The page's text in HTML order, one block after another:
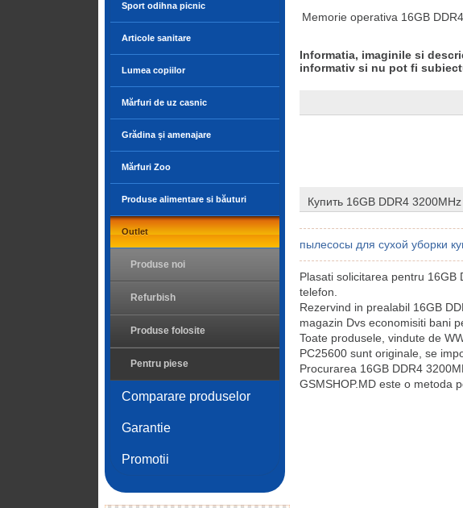
Sport odihna picnic
Articole sanitare
Lumea copiilor
Mărfuri de uz casnic
Grădina și amenajare
Mărfuri Zoo
Produse alimentare si băuturi
Outlet
Produse noi
Refurbish
Produse folosite
Pentru piese
Comparare produselor
Garantie
Promotii
Memorie operativa 16GB
Informatia, imaginile si
informativ si nu pot fi
Купить 16GB DDR4
пылесосы для сухой уборки
Plasati solicitarea pentru 16GB
telefon.
Rezervind in prealabil 16GB
magazin Dvs economisiti bani
Toate produsele, vindute de
PC25600 sunt originale, se
Procurarea 16GB DDR4
GSMSHOP.MD este o metoda